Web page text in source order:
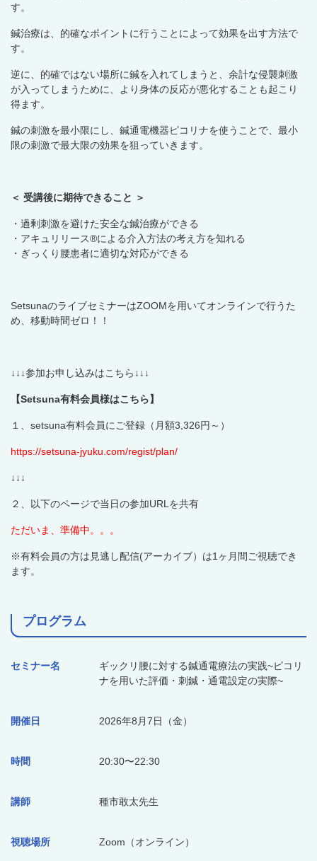
す。
鍼治療は、的確なポイントに行うことによって効果を出す方法で
す。
逆に、的確ではない場所に鍼を入れてしまうと、余計な侵襲刺激
が入ってしまうために、より身体の反応が悪化することも起こり
得ます。
鍼の刺激を最小限にし、鍼通電機器ピコリナを使うことで、最小
限の刺激で最大限の効果を狙っていきます。
＜ 受講後に期待できること ＞
・過剰刺激を避けた安全な鍼治療ができる
・アキュリリース®による介入方法の考え方を知れる
・ぎっくり腰患者に適切な対応ができる
SetsunaのライブセミナーはZOOMを用いてオンラインで行うた
め、移動時間ゼロ！！
↓↓↓参加お申し込みはこちら↓↓↓
【Setsuna有料会員様はこちら】
１、setsuna有料会員にご登録（月額3,326円～）
https://setsuna-jyuku.com/regist/plan/
↓↓↓
２、以下のページで当日の参加URLを共有
ただいま、準備中。。。
※有料会員の方は見逃し配信(アーカイブ）は1 ヶ月間ご視聴でき
ます。
プログラム
セミナー名
ギックリ腰に対する鍼通電療法の実践~ピコリ
ナを用いた評価・刺鍼・通電設定の実際~
開催日 2026年8月7日（金）
時間 20:30〜22:30
講師 種市敢太先生
視聴場所 Zoom（オンライン）